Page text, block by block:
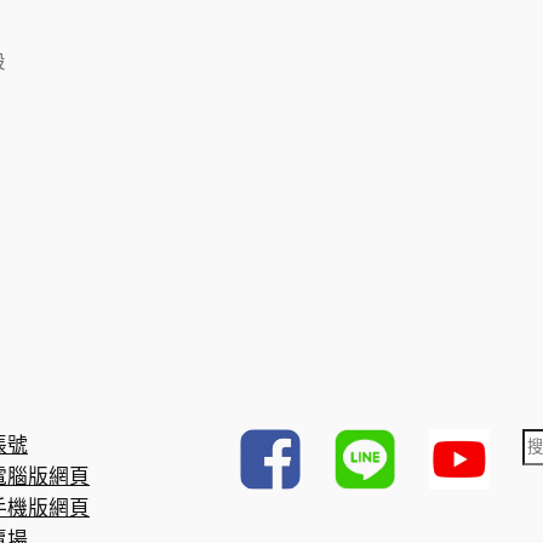
號
腦版網頁
機版網頁